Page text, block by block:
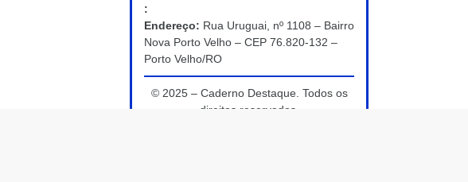
:
Endereço: Rua Uruguai, nº 1108 – Bairro
Nova Porto Velho – CEP 76.820-132 –
Porto Velho/RO
© 2025 – Caderno Destaque. Todos os
direitos reservados.